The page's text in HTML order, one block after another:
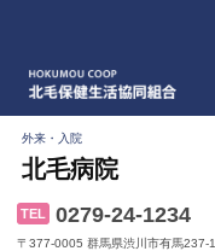
外来・入院
北毛病院
TEL 0279-24-1234
〒377-0005 群馬県渋川市有馬237-1